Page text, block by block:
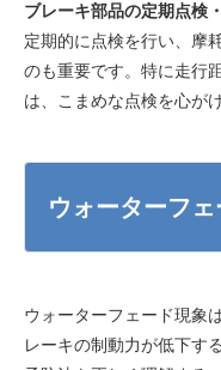
ブレーキ部品の定期点検
定期的に点検を行い、摩
のも重要です。特に走行
は、こまめな点検を心が
ウォーターフ
ウォーターフェード現象
レーキの制動力が低下す